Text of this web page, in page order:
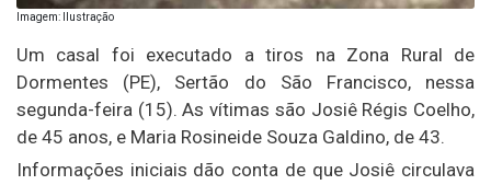
Imagem: Ilustração
Um casal foi executado a tiros na Zona Rural de
Dormentes (PE), Sertão do São Francisco, nessa
segunda-feira (15). As vítimas são Josiê Régis Coelho,
de 45 anos, e Maria Rosineide Souza Galdino, de 43.
Informações iniciais dão conta de que Josiê circulava